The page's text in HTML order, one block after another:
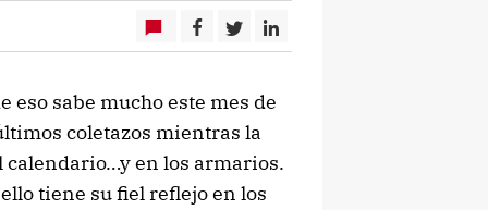
eso sabe mucho este mes de
coletazos mientras la
en los armarios.
tiene su fiel reflejo en los